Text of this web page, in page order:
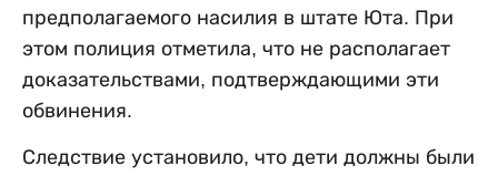
предполагаемого насилия в штате Юта. При
этом полиция отметила, что не располагает
доказательствами, подтверждающими эти
обвинения.
Следствие установило, что дети должны были